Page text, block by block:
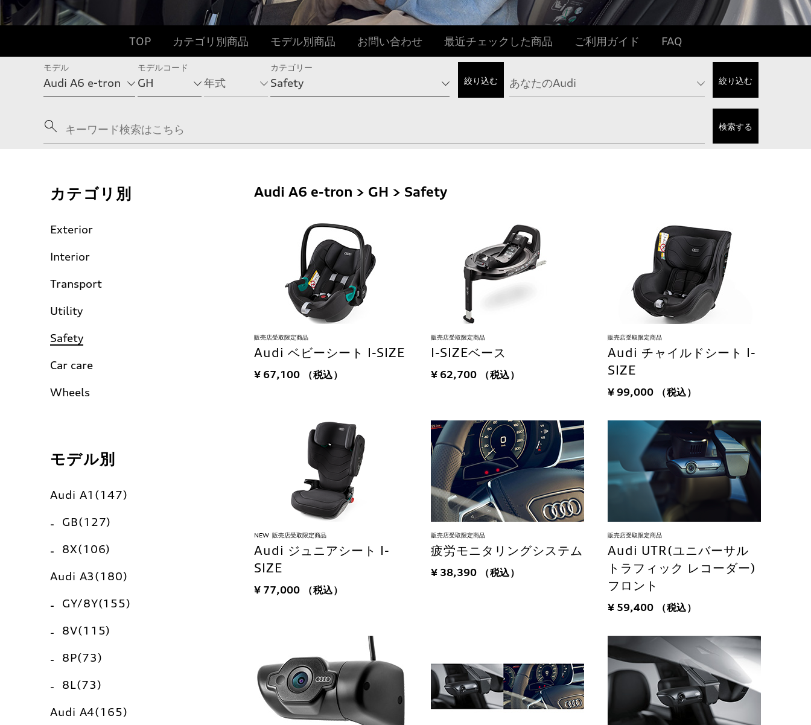
TOP カテゴリ別商品 モデル別商品 お問い合わせ 最近チェックした商品 ご利用ガイド FAQ
モデル モデルコード カテゴリー
カテゴリ別
Exterior
Interior
Transport
Utility
Safety
Car care
Wheels
モデル別
Audi A1(147)
GB(127)
8X(106)
Audi A3(180)
GY/8Y(155)
8V(115)
8P(73)
8L(73)
Audi A4(165)
Audi A6 e-tron > GH > Safety
販売店受取限定商品
Audi ベビーシート I-SIZE
¥ 67,100 （税込）
販売店受取限定商品
I-SIZEベース
¥ 62,700 （税込）
販売店受取限定商品
Audi チャイルドシート I-
SIZE
¥ 99,000 （税込）
NEW 販売店受取限定商品
Audi ジュニアシート I-
SIZE
¥ 77,000 （税込）
販売店受取限定商品
疲労モニタリングシステム
¥ 38,390 （税込）
販売店受取限定商品
Audi UTR(ユニバーサル
トラフィック レコーダー)
フロント
¥ 59,400 （税込）